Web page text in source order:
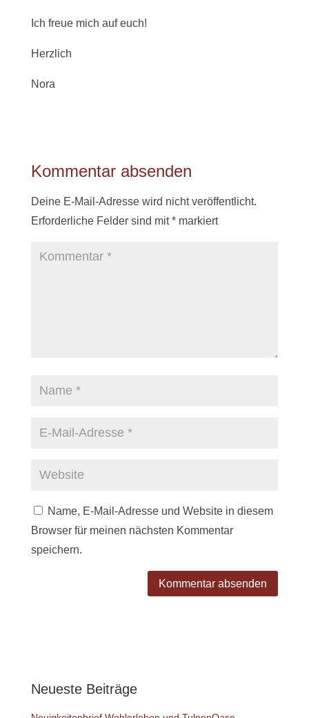
Ich freue mich auf euch!
Herzlich
Nora
Kommentar absenden
Deine E-Mail-Adresse wird nicht veröffentlicht.
Erforderliche Felder sind mit*markiert
Name, E-Mail-Adresse und Website in diesem
Browser für meinen nächsten Kommentar
speichern.
Neueste Beiträge